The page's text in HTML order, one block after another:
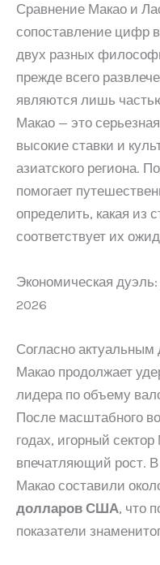
Сравнение Макао и
сопоставление цифр
двух разных
прежде всего
являются лишь
Макао — это
высокие ставки и
азиатского региона.
помогает
определить, какая из
соответствует их
Экономическая
2026
Согласно актуальным
Макао продолжает
лидера по объему
После масштабного
годах, игорный
впечатляющий рост.
Макао составили
долларов США, что
показатели